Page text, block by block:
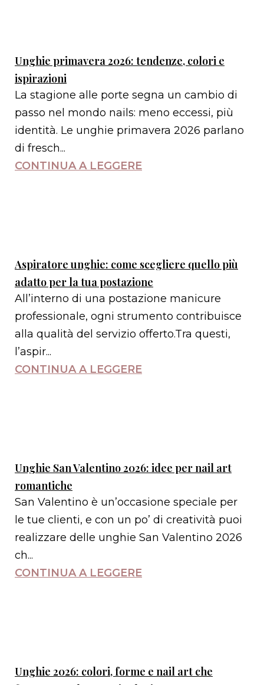
Unghie primavera 2026: tendenze, colori e
ispirazioni
La stagione alle porte segna un cambio di
passo nel mondo nails: meno eccessi, più
identità. Le unghie primavera 2026 parlano
di fresch...
CONTINUA A LEGGERE
Aspiratore unghie: come scegliere quello più
adatto per la tua postazione
All’interno di una postazione manicure
professionale, ogni strumento contribuisce
alla qualità del servizio offerto.Tra questi,
l’aspir...
CONTINUA A LEGGERE
Unghie San Valentino 2026: idee per nail art
romantiche
San Valentino è un’occasione speciale per
le tue clienti, e con un po’ di creatività puoi
realizzare delle unghie San Valentino 2026
ch...
CONTINUA A LEGGERE
Unghie 2026: colori, forme e nail art che